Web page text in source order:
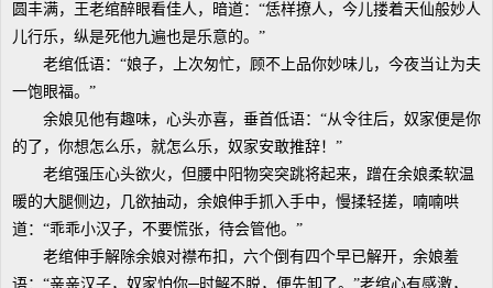
圆丰满，王老绾醉眼看佳人，暗道：“恁样撩人，今儿搂着天仙般妙人
儿行乐，纵是死他九遍也是乐意的。”
老绾低语：“娘子，上次匆忙，顾不上品你妙味儿，今夜当让为夫
一饱眼福。”
余娘见他有趣味，心头亦喜，垂首低语：“从令往后，奴家便是你
的了，你想怎么乐，就怎么乐，奴家安敢推辞！”
老绾强压心头欲火，但腰中阳物突突跳将起来，蹭在余娘柔软温
暖的大腿侧边，几欲抽动，余娘伸手抓入手中，慢揉轻搓，喃喃哄
道：“乖乖小汉子，不要慌张，待会管他。”
老绾伸手解除余娘对襟布扣，六个倒有四个早已解开，余娘羞
语：“亲亲汉子，奴家怕你─时解不脱，便先卸了。”老绾心有感激，